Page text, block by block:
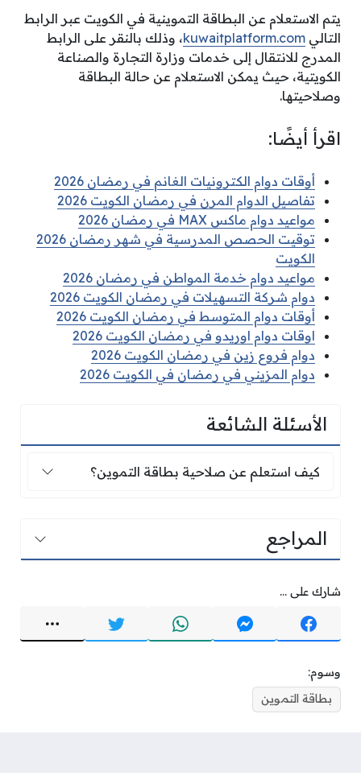
يتم الاستعلام عن البطاقة التموينية في الكويت عبر الرابط
التالي kuwaitplatform.com، وذلك بالنقر على الرابط
المدرج للانتقال إلى خدمات وزارة التجارة والصناعة
الكويتية، حيث يمكن الاستعلام عن حالة البطاقة
وصلاحيتها.
اقرأ أيضًا:
أوقات دوام الكترونيات الغانم في رمضان 2026
تفاصيل الدوام المرن في رمضان الكويت 2026
مواعيد دوام ماكس MAX في رمضان 2026
توقيت الحصص المدرسية في شهر رمضان 2026
الكويت
مواعيد دوام خدمة المواطن في رمضان 2026
دوام شركة التسهيلات في رمضان الكويت 2026
أوقات دوام المتوسط في رمضان الكويت 2026
اوقات دوام اوريدو في رمضان الكويت 2026
دوام فروع زين في رمضان الكويت 2026
دوام المزيني في رمضان في الكويت 2026
الأسئلة الشائعة
كيف استعلم عن صلاحية بطاقة التموين؟
كيف استعلم عن صلاحية بطاقة التموين؟
المراجع
شارك على ...
وسوم:
بطاقة التموين